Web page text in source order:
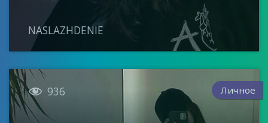
NASLAZHDENIE
 936 Личное